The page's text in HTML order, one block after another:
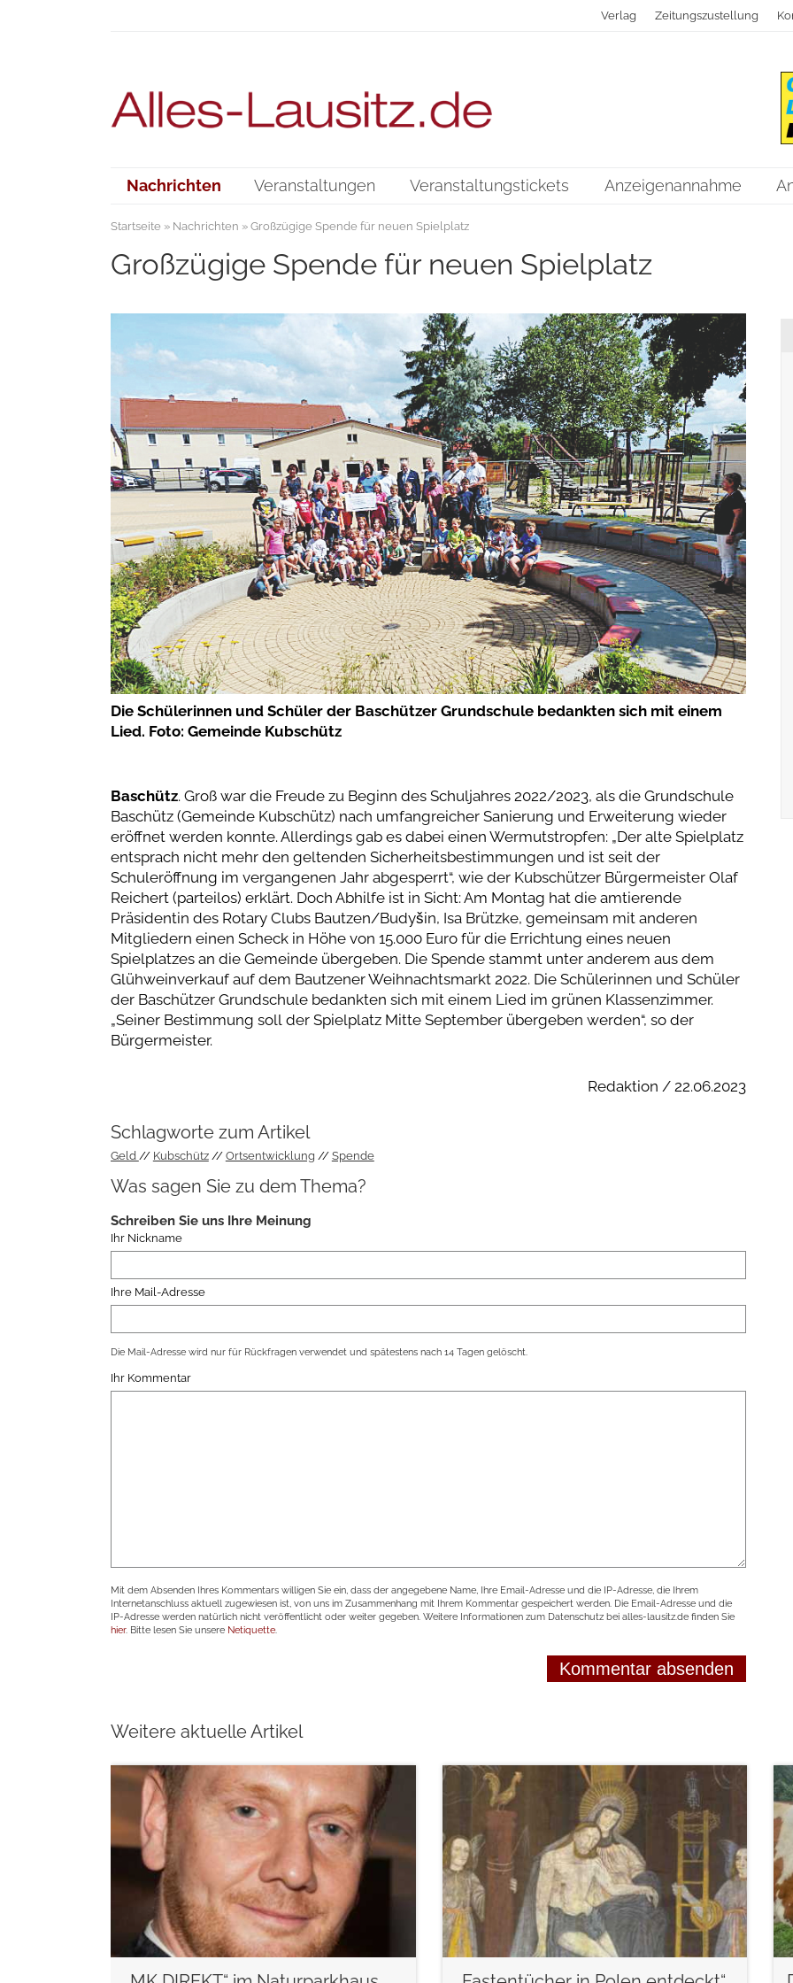
Verlag Zeitungszustellung
Nachrichten Veranstaltungen Veranstaltungstickets Anzeigenannahme
Startseite» Nachrichten » Großzügige Spende für neuen Spielplatz
Großzügige Spende für neuen Spielplatz
Die Schülerinnen und Schüler der Baschützer Grundschule bedankten sich mit einem
Lied. Foto: Gemeinde Kubschütz
Baschütz. Groß war die Freude zu Beginn des Schuljahres 2022/2023, als die Grundschule
Baschütz (Gemeinde Kubschütz) nach umfangreicher Sanierung und Erweiterung wieder
eröffnet werden konnte. Allerdings gab es dabei einen Wermutstropfen: „Der alte Spielplatz
entsprach nicht mehr den geltenden Sicherheitsbestimmungen und ist seit der
Schuleröffnung im vergangenen Jahr abgesperrt“, wie der Kubschützer Bürgermeister Olaf
Reichert (parteilos) erklärt. Doch Abhilfe ist in Sicht: Am Montag hat die amtierende
Präsidentin des Rotary Clubs Bautzen/Budyšin, Isa Brützke, gemeinsam mit anderen
Mitgliedern einen Scheck in Höhe von 15.000 Euro für die Errichtung eines neuen
Spielplatzes an die Gemeinde übergeben. Die Spende stammt unter anderem aus dem
Glühweinverkauf auf dem Bautzener Weihnachtsmarkt 2022. Die Schülerinnen und Schüler
der Baschützer Grundschule bedankten sich mit einem Lied im grünen Klassenzimmer.
„Seiner Bestimmung soll der Spielplatz Mitte September übergeben werden“, so der
Bürgermeister.
Redaktion / 22.06.2023
Schlagworte zum Artikel
Geld Kubschütz Ortsentwicklung Spende
Was sagen Sie zu dem Thema?
Schreiben Sie uns Ihre Meinung
Ihr Nickname
Ihre Mail-Adresse
Die Mail-Adresse wird nur für Rückfragen verwendet und spätestens nach 14 Tagen gelöscht.
Ihr Kommentar
Mit dem Absenden Ihres Kommentars willigen Sie ein, dass der angegebene Name, Ihre Email-Adresse und die IP-Adresse, die Ihrem
Internetanschluss aktuell zugewiesen ist, von uns im Zusammenhang mit Ihrem Kommentar gespeichert werden. Die Email-Adresse und die
IP-Adresse werden natürlich nicht veröffentlicht oder weiter gegeben. Weitere Informationen zum Datenschutz bei alles-lausitz.de finden Sie
hier. Bitte lesen Sie unsere Netiquette.
Weitere aktuelle Artikel
weiterlesen weiterlesen